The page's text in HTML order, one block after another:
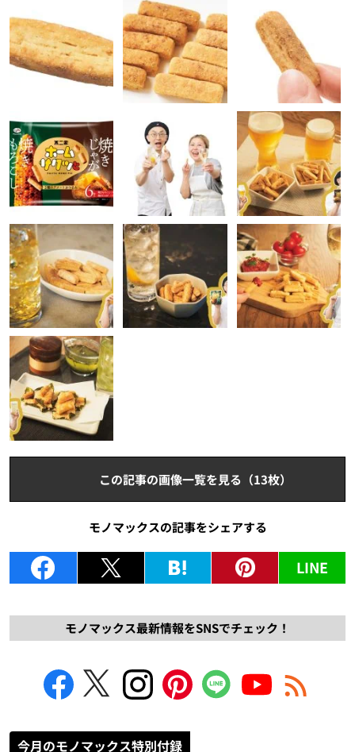
この記事の画像一覧を見る（13枚）
モノマックスの記事をシェアする
LINE
モノマックス最新情報をSNSでチェック！
今月のモノマックス特別付録